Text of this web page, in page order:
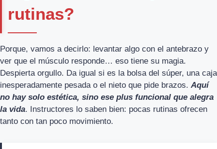
rutinas?
Porque, vamos a decirlo: levantar algo con el antebrazo y
ver que el músculo responde… eso tiene su magia.
Despierta orgullo. Da igual si es la bolsa del súper, una caja
inesperadamente pesada o el nieto que pide brazos. Aquí
no hay solo estética, sino ese plus funcional que alegra
la vida. Instructores lo saben bien: pocas rutinas ofrecen
tanto con tan poco movimiento.